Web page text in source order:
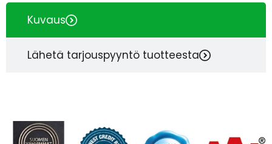
Kuvaus
Lähetä tarjouspyyntö tuotteesta